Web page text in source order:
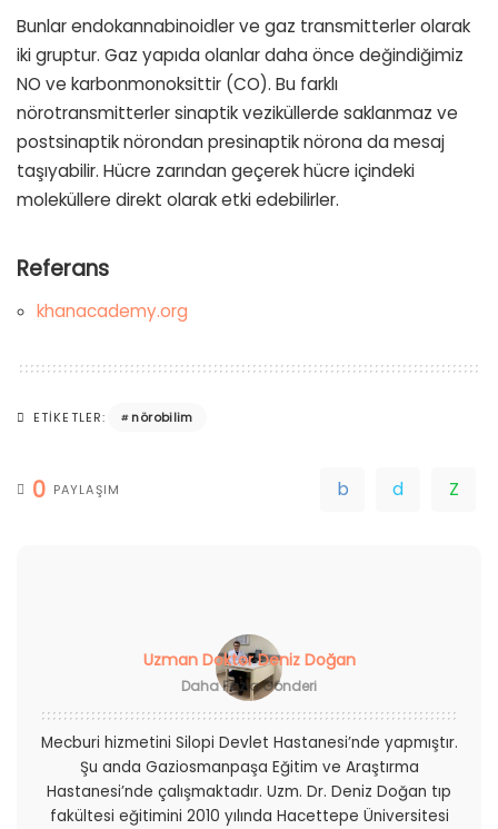
Bunlar endokannabinoidler ve gaz transmitterler olarak
iki gruptur. Gaz yapıda olanlar daha önce değindiğimiz
NO ve karbonmonoksittir (CO). Bu farklı
nörotransmitterler sinaptik veziküllerde saklanmaz ve
postsinaptik nörondan presinaptik nörona da mesaj
taşıyabilir. Hücre zarından geçerek hücre içindeki
moleküllere direkt olarak etki edebilirler.
Referans
khanacademy.org
ETIKETLER: nörobilim
0 PAYLAŞIM
Uzman Doktor Deniz Doğan
Daha Fazla Gönderi
Mecburi hizmetini Silopi Devlet Hastanesi’nde yapmıştır.
Şu anda Gaziosmanpaşa Eğitim ve Araştırma
Hastanesi’nde çalışmaktadır. Uzm. Dr. Deniz Doğan tıp
fakültesi eğitimini 2010 yılında Hacettepe Üniversitesi